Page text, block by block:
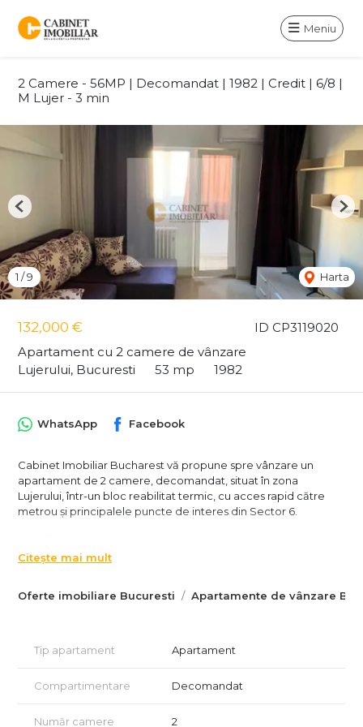
Meniu
2 Camere - 56MP | Decomandat | 1982 | Credit | 6/8 |
M Lujer - 3 min
ID CP3119020
132,000 €
Apartament cu 2 camere de vânzare
Lujerului, Bucuresti
53 mp 1982
1 /9 Harta
Previous
Oferte imobiliare Bucuresti Apartamente de vânzare
WhatsApp Facebook
Cabinet Imobiliar Bucharest vă propune spre vânzare un
apartament de 2 camere, decomandat, situat în zona
Lujerului, într-un bloc reabilitat termic, cu acces rapid către
metrou și principalele puncte de interes din Sector 6.
2 camere
Etaj: 6 din 8
Lift nou
Living spațios
Dormitor
Bucătărie separată
Citește mai mult
Tip apartament Apartament
Compartimentare Decomandat
Număr camere 2